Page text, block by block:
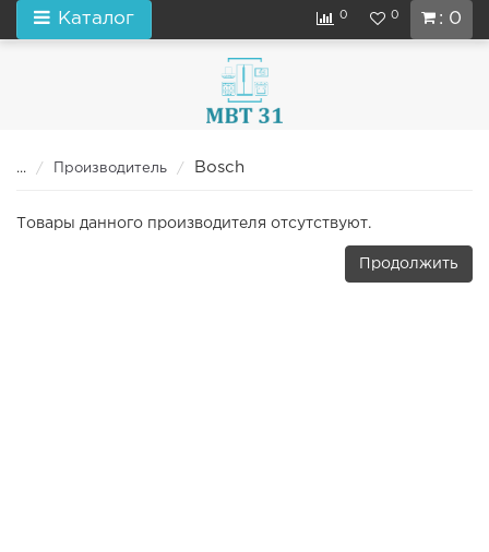
: 0
Каталог 0 0
... Производитель Bosch
Товары данного производителя отсутствуют.
Продолжить